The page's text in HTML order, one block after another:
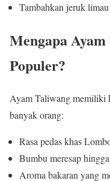
Tambahkan jeruk
Mengapa
Populer?
Ayam Taliwang memiliki
banyak orang:
Rasa pedas khas
Bumbu meresap
Aroma bakaran yang